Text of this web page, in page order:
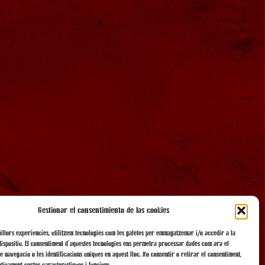
Gestionar el consentimiento de las cookies
experiències, utilitzem tecnologies com les galetes per emmagatzemar i/o accedir a la
El consentiment d'aquestes tecnologies ens permetrà processar dades com ara el
navegació o les identificacions úniques en aquest lloc. No consentir o retirar el consentiment,